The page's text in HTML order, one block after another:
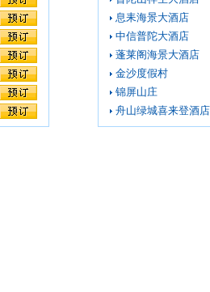
息耒海景大酒店
中信普陀大酒店
蓬莱阁海景大酒店
金沙度假村
锦屏山庄
舟山绿城喜来登酒店